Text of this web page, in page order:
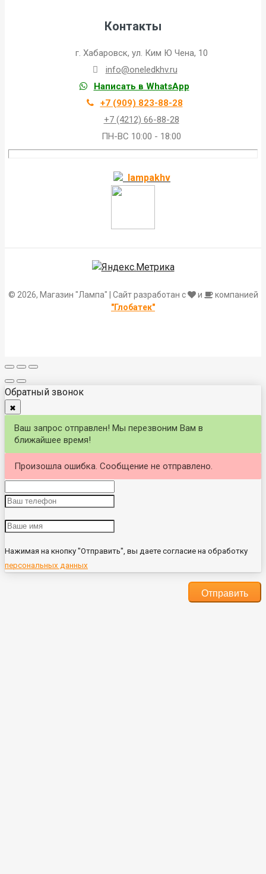
Контакты
г. Хабаровск, ул. Ким Ю Чена, 10
info@oneledkhv.ru
Написать в WhatsApp
+7 (909) 823-88-28
+7 (4212) 66-88-28
ПН-ВС 10:00 - 18:00
lampakhv
© 2026, Магазин "Лампа" | Сайт разработан с и
компанией
"Глобатек"
Обратный звонок
✖
Ваш запрос отправлен! Мы перезвоним Вам в
ближайшее время!
Произошла ошибка. Сообщение не отправлено.
Нажимая на кнопку "Отправить", вы даете согласие на обработку
персональных данных
Отправить